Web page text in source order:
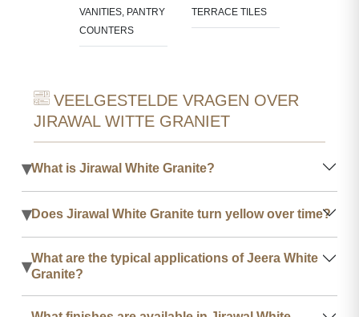
VANITIES, PANTRY
COUNTERS
TERRACE TILES
VEELGESTELDE VRAGEN OVER
JIRAWAL WITTE GRANIET
▾What is Jirawal White Granite?
▾Does Jirawal White Granite turn yellow over time?
▾What are the typical applications of Jeera White
Granite?